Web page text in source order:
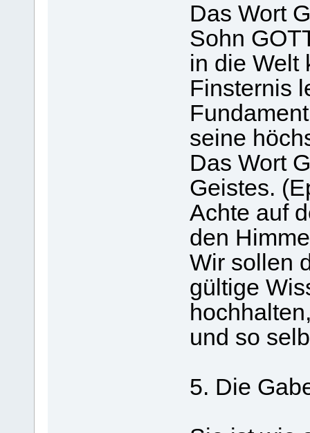
Das Wort
Sohn
in die Welt
Finsternis
seine
Das Wort
Geistes.
Achte auf
den
Wir sollen
gültige
und so
5. Die